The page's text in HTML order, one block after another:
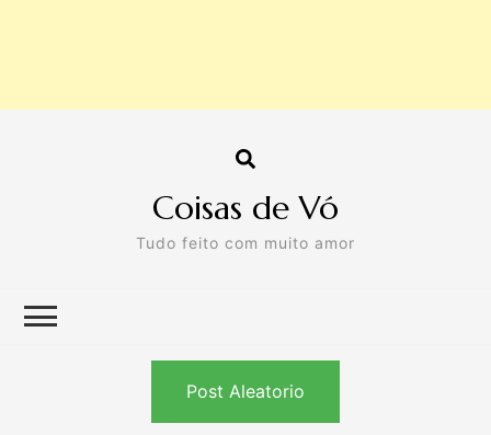
Coisas de Vó
Tudo feito com muito amor
Post Aleatorio